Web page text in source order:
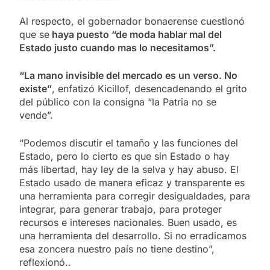
Al respecto, el gobernador bonaerense cuestionó
que se haya puesto “de moda hablar mal del
Estado justo cuando mas lo necesitamos”.
“La mano invisible del mercado es un verso. No
existe”, enfatizó Kicillof, desencadenando el grito
del público con la consigna “la Patria no se
vende”.
“Podemos discutir el tamaño y las funciones del
Estado, pero lo cierto es que sin Estado o hay
más libertad, hay ley de la selva y hay abuso. El
Estado usado de manera eficaz y transparente es
una herramienta para corregir desigualdades, para
integrar, para generar trabajo, para proteger
recursos e intereses nacionales. Buen usado, es
una herramienta del desarrollo. Si no erradicamos
esa zoncera nuestro país no tiene destino”,
reflexionó..